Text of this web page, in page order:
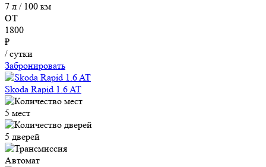
7 л / 100 км
ОТ
1800
₽
/ сутки
Забронировать
Skoda Rapid 1.6 AT
5 мест
5 дверей
Автомат